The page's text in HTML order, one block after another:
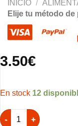
INICIO /
Elije tu método de
3.50€
12
Pipa de girasol Iregui